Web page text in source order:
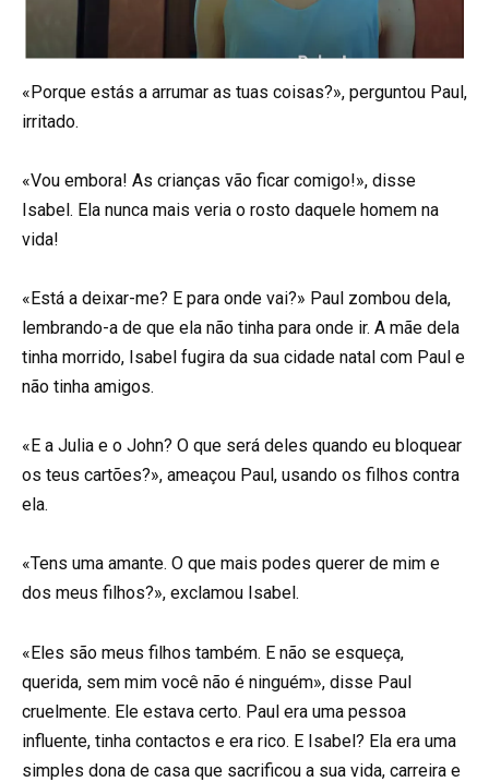
«Porque estás a arrumar as tuas coisas?», perguntou Paul,
irritado.
«Vou embora! As crianças vão ficar comigo!», disse
Isabel. Ela nunca mais veria o rosto daquele homem na
vida!
«Está a deixar-me? E para onde vai?» Paul zombou dela,
lembrando-a de que ela não tinha para onde ir. A mãe dela
tinha morrido, Isabel fugira da sua cidade natal com Paul e
não tinha amigos.
«E a Julia e o John? O que será deles quando eu bloquear
os teus cartões?», ameaçou Paul, usando os filhos contra
ela.
«Tens uma amante. O que mais podes querer de mim e
dos meus filhos?», exclamou Isabel.
«Eles são meus filhos também. E não se esqueça,
querida, sem mim você não é ninguém», disse Paul
cruelmente. Ele estava certo. Paul era uma pessoa
influente, tinha contactos e era rico. E Isabel? Ela era uma
simples dona de casa que sacrificou a sua vida, carreira e